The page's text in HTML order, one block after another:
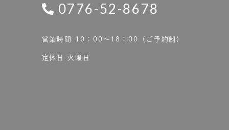
0776-52-8678
営業時間 10：00〜18：00（ご予約制）
定休日 火曜日